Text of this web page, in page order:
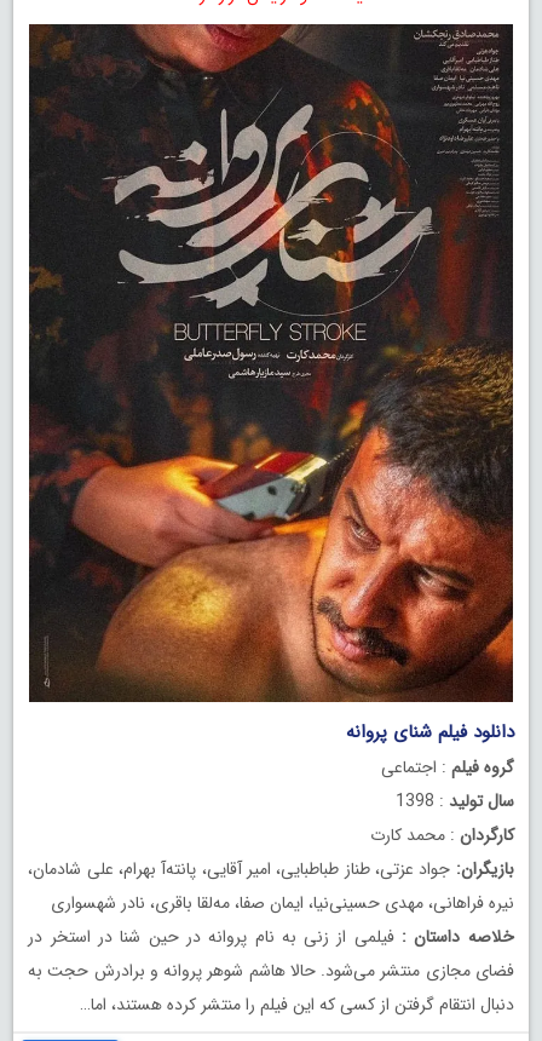
دانلود فیلم شنای پروانه
گروه فیلم : اجتماعی
سال تولید : 1398
کارگردان : محمد کارت
بازیگران: جواد عزتی، طناز طباطبایی، امیر آقایی، پانته‌آ بهرام، علی شادمان،
نیره فراهانی، مهدی حسینی‌نیا، ایمان صفا، مه‌لقا باقری، نادر شهسواری
خلاصه داستان : فیلمی از زنی به نام پروانه در حین شنا در استخر در
فضای مجازی منتشر می‌شود. حالا هاشم شوهر پروانه و برادرش حجت به
دنبال انتقام گرفتن از کسی که این فیلم را منتشر کرده هستند، اما…